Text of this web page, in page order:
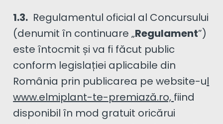
1.3. Regulamentul oficial al Concursului
(denumit în continuare „ Regulament”)
este întocmit și va fi făcut public
conform legislației aplicabile din
România prin publicarea pe website-u
www.elmiplant-te-premiază.ro, fiind
disponibil în mod gratuit oricărui